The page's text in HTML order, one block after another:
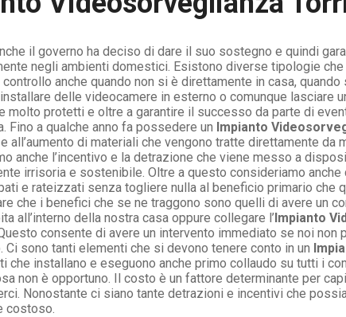
il governo ha deciso di dare il suo sostegno e quindi
negli ambienti domestici. Esistono diverse tipologie
anche quando non si è direttamente in casa,
delle videocamere in esterno o comunque lasciare
protetti e oltre a garantire il successo da parte di
a qualche anno fa possedere un Impianto
di materiali che vengono tratte direttamente da
anche l’incentivo e la detrazione che viene messo a
irrisoria e sostenibile. Oltre a questo consideriamo
e rateizzati senza togliere nulla al beneficio primario che
che i benefici che se ne traggono sono quelli di avere un
all’interno della nostra casa oppure collegare l’Impianto
consente di avere un intervento immediato se noi non
sono tanti elementi che si devono tenere conto in un
installano e eseguono anche primo collaudo su tutti i
non è opportuno. Il costo è un fattore determinante per
Nonostante ci siano tante detrazioni e incentivi che
costoso.